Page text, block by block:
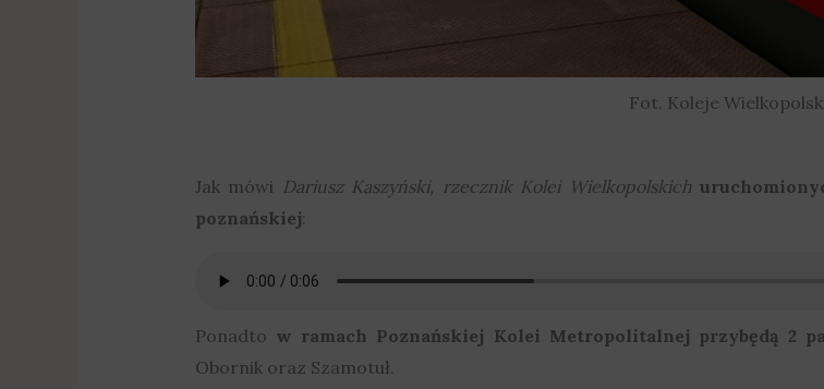
Fot. Koleje
Jak mówi Dariusz Kaszyński, rzecznik Kolei Wielkopolskich
poznańskiej:
Ponadto w ramach Poznańskiej Kolei Metropolitalnej przybędą 2
Obornik oraz Szamotuł.